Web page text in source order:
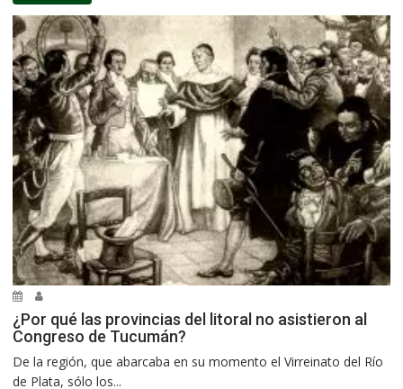
¿Por qué las provincias del litoral no asistieron al
Congreso de Tucumán?
De la región, que abarcaba en su momento el Virreinato del Río
de Plata, sólo los...